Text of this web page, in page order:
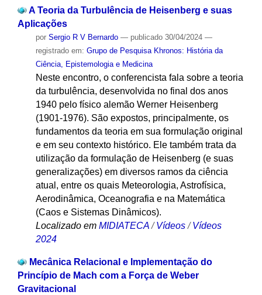
A Teoria da Turbulência de Heisenberg e suas
Aplicações
por Sergio R V Bernardo — publicado30/04/2024 —
registrado em: Grupo de Pesquisa Khronos: História da
Ciência, Epistemologia e Medicina
Neste encontro, o conferencista fala sobre a teoria
da turbulência, desenvolvida no final dos anos
1940 pelo físico alemão Werner Heisenberg
(1901-1976). São expostos, principalmente, os
fundamentos da teoria em sua formulação original
e em seu contexto histórico. Ele também trata da
utilização da formulação de Heisenberg (e suas
generalizações) em diversos ramos da ciência
atual, entre os quais Meteorologia, Astrofísica,
Aerodinâmica, Oceanografia e na Matemática
(Caos e Sistemas Dinâmicos).
Localizado em MIDIATECA / Vídeos / Vídeos
2024
Mecânica Relacional e Implementação do
Princípio de Mach com a Força de Weber
Gravitacional